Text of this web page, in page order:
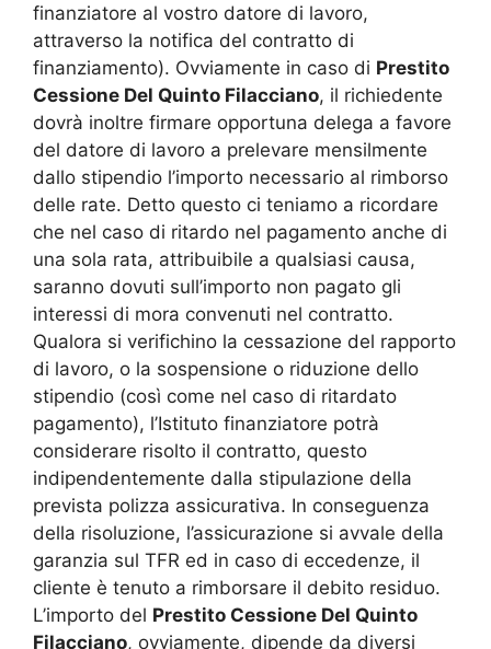
finanziatore al vostro datore di lavoro,
attraverso la notifica del contratto di
finanziamento). Ovviamente in caso di Prestito
Cessione Del Quinto Filacciano, il richiedente
dovrà inoltre firmare opportuna delega a favore
del datore di lavoro a prelevare mensilmente
dallo stipendio l’importo necessario al rimborso
delle rate. Detto questo ci teniamo a ricordare
che nel caso di ritardo nel pagamento anche di
una sola rata, attribuibile a qualsiasi causa,
saranno dovuti sull’importo non pagato gli
interessi di mora convenuti nel contratto.
Qualora si verifichino la cessazione del rapporto
di lavoro, o la sospensione o riduzione dello
stipendio (così come nel caso di ritardato
pagamento), l’Istituto finanziatore potrà
considerare risolto il contratto, questo
indipendentemente dalla stipulazione della
prevista polizza assicurativa. In conseguenza
della risoluzione, l’assicurazione si avvale della
garanzia sul TFR ed in caso di eccedenze, il
cliente è tenuto a rimborsare il debito residuo.
L’importo del Prestito Cessione Del Quinto
Filacciano, ovviamente, dipende da diversi